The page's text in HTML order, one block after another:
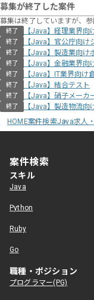
募集が終了した案件
募集は終了していますが、
終了 【Java】経理業界向
終了 【Java】官公庁向け
終了 【Java】製造業向
終了 【Java】金融業界向
終了 【Java】IT業界向け
終了 【Java】結合テスト
終了 【Java】硝子メー
終了
【Java】製造物流向
HOME案件検索Java求人
案件検索
スキル
Java
Python
Ruby
Go
職種・ポジション
プログラマー(PG)